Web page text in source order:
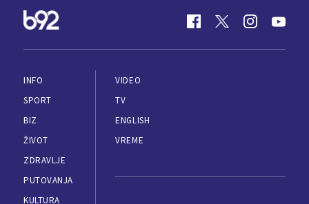
INFO
SPORT
BIZ
ŽIVOT
ZDRAVLJE
PUTOVANJA
KULTURA
VIDEO
TV
ENGLISH
VREME